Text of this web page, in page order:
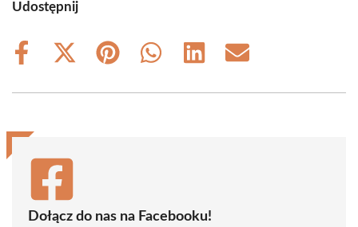
Udostępnij
Share
Share
(Twitter)
Share
Share
Share
Share
Dołącz do nas na Facebooku!